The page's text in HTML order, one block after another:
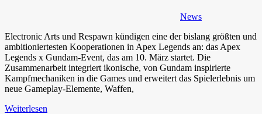
News
Electronic Arts und Respawn kündigen eine der bislang größten und
ambitioniertesten Kooperationen in Apex Legends an: das Apex
Legends x Gundam-Event, das am 10. März startet. Die
Zusammenarbeit integriert ikonische, von Gundam inspirierte
Kampfmechaniken in die Games und erweitert das Spielerlebnis um
neue Gameplay-Elemente, Waffen,
Weiterlesen